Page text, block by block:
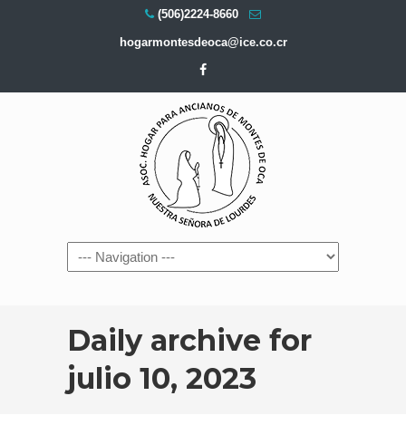
(506)2224-8660
hogarmontesdeoca@ice.co.cr
Navigation
Daily archive for
julio 10, 2023